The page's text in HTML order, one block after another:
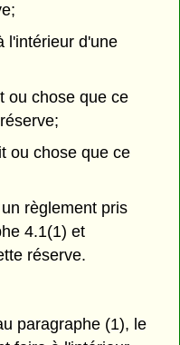
l'intérieur d'une
ou chose que ce
ou chose que ce
règlement pris
4.1(1) et
réserve.
paragraphe (1), le